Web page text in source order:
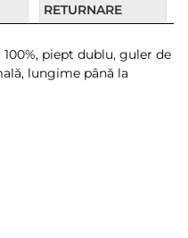
RETURNARE
piept dublu, guler de
lungime până la